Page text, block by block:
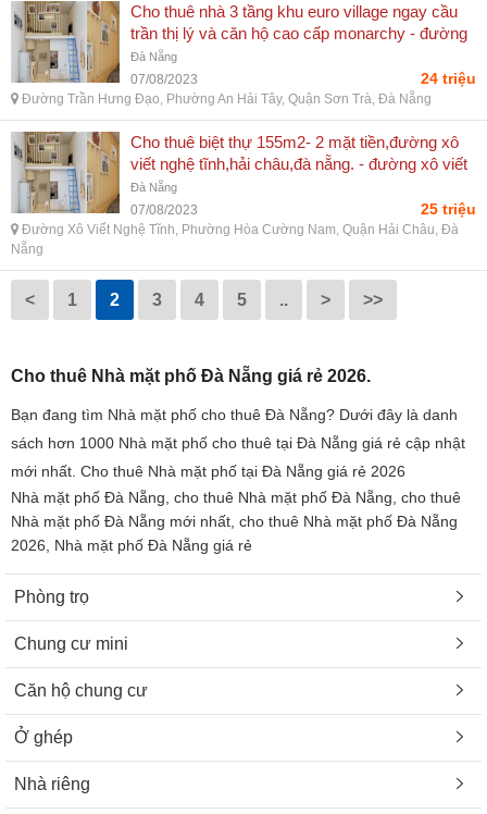
Cho thuê nhà 3 tầng khu euro village ngay cầu
trần thị lý và căn hộ cao cấp monarchy - đường
trần hưng đạo, phường an hải tây, quận sơn trà,
đà nẵng
Đà Nẵng
07/08/2023 24 triệu
Đường Trần Hưng Đạo, Phường An Hải Tây, Quận Sơn Trà, Đà Nẵng
Cho thuê biệt thự 155m2- 2 mặt tiền,đường xô
viết nghệ tĩnh,hải châu,đà nẵng. - đường xô viết
nghệ tĩnh, phường hòa cường nam, quận hải
châu, đà nẵng
Đà Nẵng
07/08/2023 25 triệu
Đường Xô Viết Nghệ Tĩnh, Phường Hòa Cường Nam, Quận Hải Châu, Đà
Nẵng
< 1 2 3 4 5 .. > >>
Cho thuê Nhà mặt phố Đà Nẵng giá rẻ 2026.
Bạn đang tìm Nhà mặt phố cho thuê Đà Nẵng? Dưới đây là danh
sách hơn 1000 Nhà mặt phố cho thuê tại Đà Nẵng giá rẻ cập nhật
mới nhất. Cho thuê Nhà mặt phố tại Đà Nẵng giá rẻ 2026
Nhà mặt phố Đà Nẵng, cho thuê Nhà mặt phố Đà Nẵng, cho thuê
Nhà mặt phố Đà Nẵng mới nhất, cho thuê Nhà mặt phố Đà Nẵng
2026, Nhà mặt phố Đà Nẵng giá rẻ
Phòng trọ
Chung cư mini
Căn hộ chung cư
Ở ghép
Nhà riêng